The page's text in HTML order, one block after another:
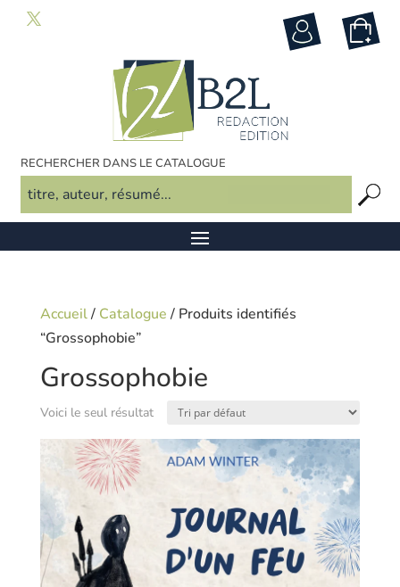
RECHERCHER DANS LE CATALOGUE
Accueil/ Catalogue / Produits identifiés
“Grossophobie”
Grossophobie
Voici le seul résultat